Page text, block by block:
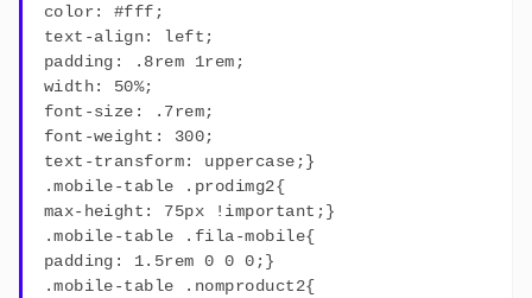
color: #fff;
text-align: left;
padding: .8rem 1rem;
width: 50%;
font-size: .7rem;
font-weight: 300;
text-transform: uppercase;}
.mobile-table .prodimg2{
max-height: 75px !important;}
.mobile-table .fila-mobile{
padding: 1.5rem 0 0 0;}
.mobile-table .nomproduct2{